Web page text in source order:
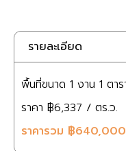
รายละเอียด
พื้นที่ขนาด 1 งาน 1 ตา
ราคา ฿6,337 / ตร.ว.
ราคารวม ฿640,000